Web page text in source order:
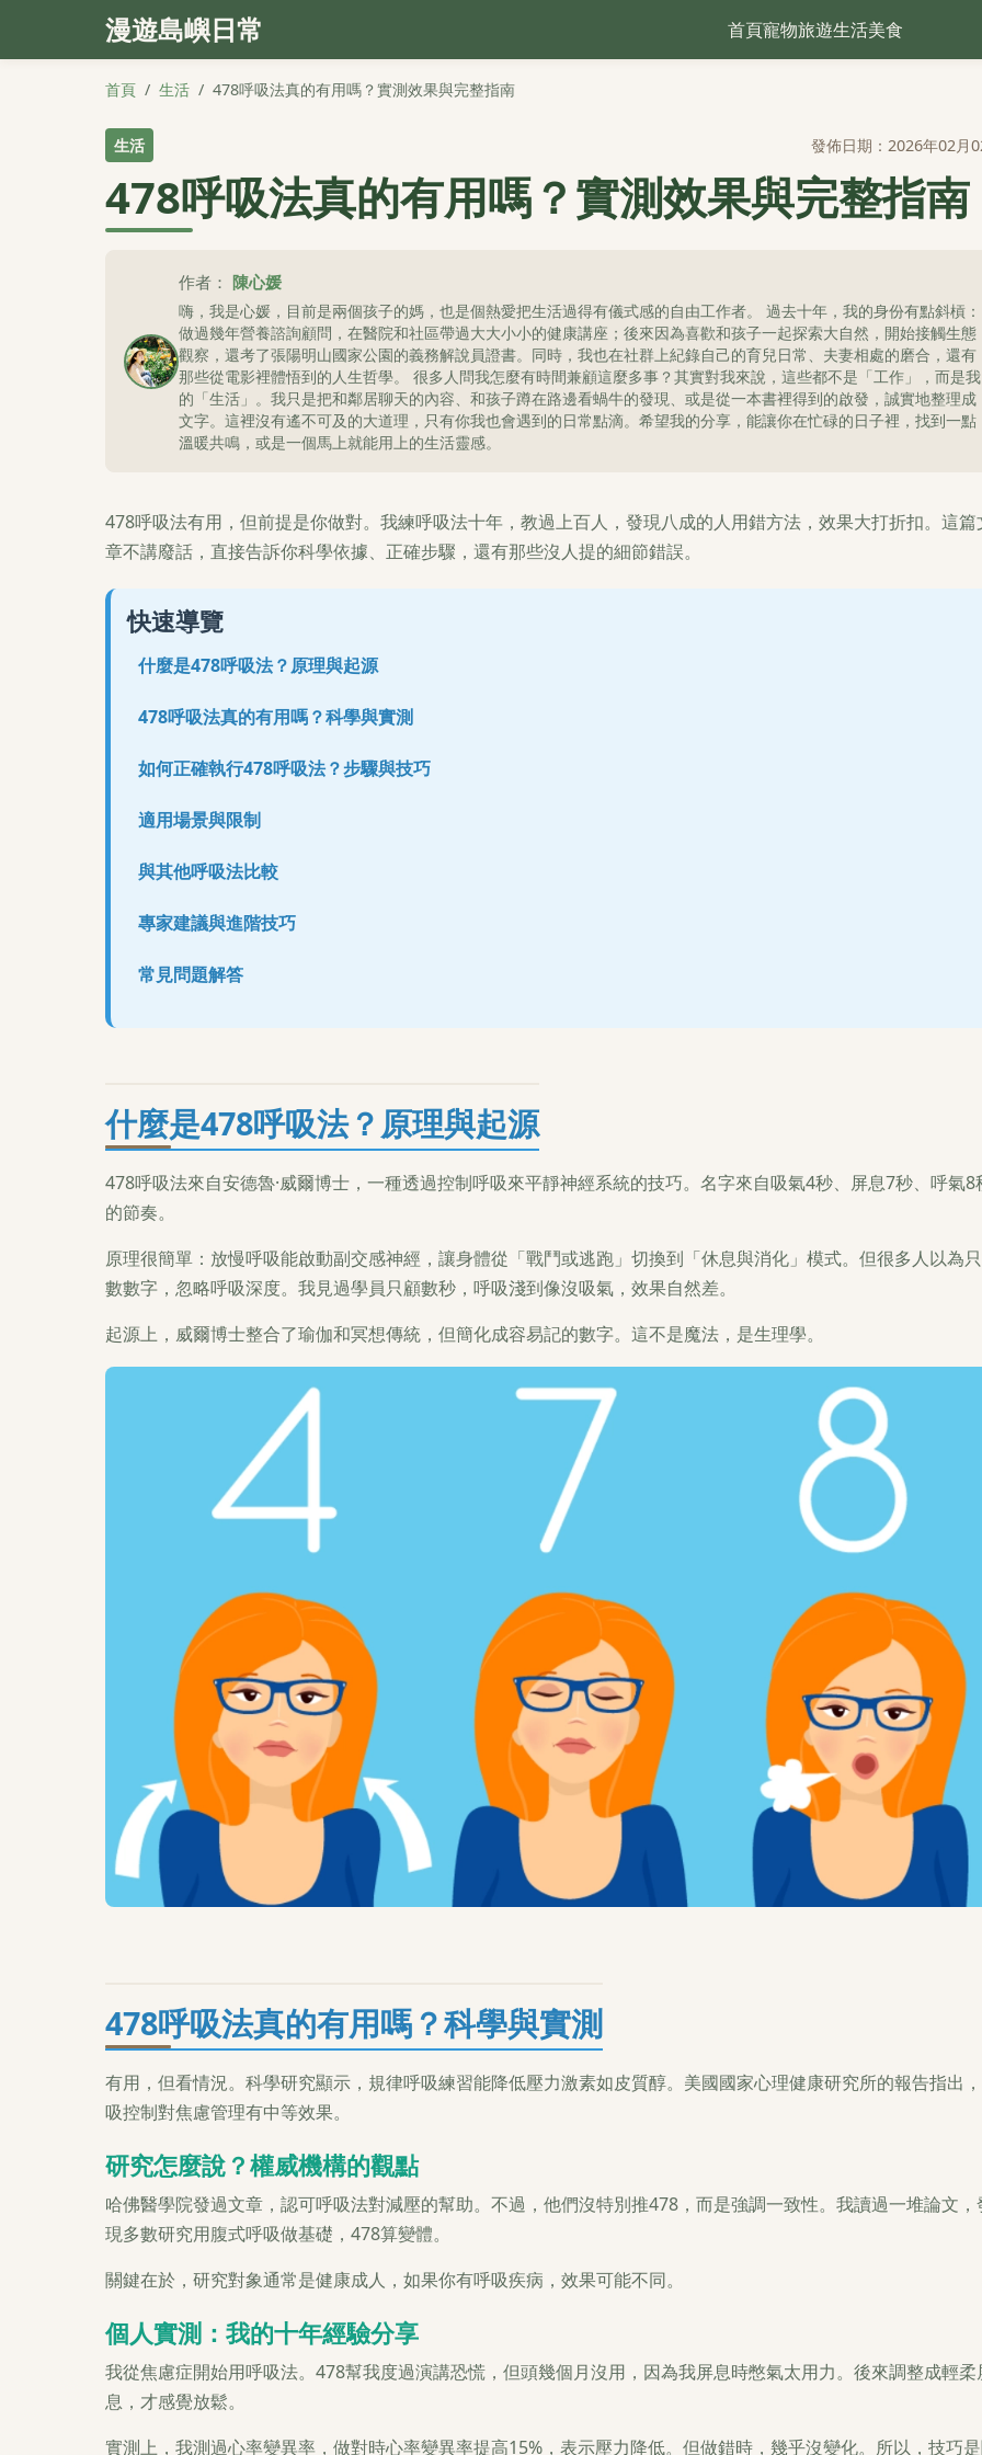
漫遊島嶼日常 首頁寵物旅遊生活美食
首頁 / 生活 / 478呼吸法真的有用嗎？實測效果與完整指南
生活 發佈日期：2026年02月
478呼吸法真的有用嗎？實測效果與完整指南
作者： 陳心媛
嗨，我是心媛，目前是兩個孩子的媽，也是個熱愛把生活過得有儀式感的自由工作者。 過去十年，我的身份有點斜槓：
做過幾年營養諮詢顧問，在醫院和社區帶過大大小小的健康講座；後來因為喜歡和孩子一起探索大自然，開始接觸生態
觀察，還考了張陽明山國家公園的義務解說員證書。同時，我也在社群上紀錄自己的育兒日常、夫妻相處的磨合，還有
那些從電影裡體悟到的人生哲學。 很多人問我怎麼有時間兼顧這麼多事？其實對我來說，這些都不是「工作」，而是我
的「生活」。我只是把和鄰居聊天的內容、和孩子蹲在路邊看蝸牛的發現、或是從一本書裡得到的啟發，誠實地整理成
文字。這裡沒有遙不可及的大道理，只有你我也會遇到的日常點滴。希望我的分享，能讓你在忙碌的日子裡，找到一點
溫暖共鳴，或是一個馬上就能用上的生活靈感。
478呼吸法有用，但前提是你做對。我練呼吸法十年，教過上百人，發現八成的人用錯方法，效果大打折扣。這篇
章不講廢話，直接告訴你科學依據、正確步驟，還有那些沒人提的細節錯誤。
快速導覽
什麼是478呼吸法？原理與起源
478呼吸法真的有用嗎？科學與實測
如何正確執行478呼吸法？步驟與技巧
適用場景與限制
與其他呼吸法比較
專家建議與進階技巧
常見問題解答
什麼是478呼吸法？原理與起源
478呼吸法來自安德魯·威爾博士，一種透過控制呼吸來平靜神經系統的技巧。名字來自吸氣4秒、屏息7秒、呼氣8
的節奏。
原理很簡單：放慢呼吸能啟動副交感神經，讓身體從「戰鬥或逃跑」切換到「休息與消化」模式。但很多人以為
數數字，忽略呼吸深度。我見過學員只顧數秒，呼吸淺到像沒吸氣，效果自然差。
起源上，威爾博士整合了瑜伽和冥想傳統，但簡化成容易記的數字。這不是魔法，是生理學。
478呼吸法真的有用嗎？科學與實測
有用，但看情況。科學研究顯示，規律呼吸練習能降低壓力激素如皮質醇。美國國家心理健康研究所的報告指出
吸控制對焦慮管理有中等效果。
研究怎麼說？權威機構的觀點
哈佛醫學院發過文章，認可呼吸法對減壓的幫助。不過，他們沒特別推478，而是強調一致性。我讀過一堆論文，
現多數研究用腹式呼吸做基礎，478算變體。
關鍵在於，研究對象通常是健康成人，如果你有呼吸疾病，效果可能不同。
個人實測：我的十年經驗分享
我從焦慮症開始用呼吸法。478幫我度過演講恐慌，但頭幾個月沒用，因為我屏息時憋氣太用力。後來調整成輕柔
息，才感覺放鬆。
實測上，我測過心率變異率，做對時心率變異率提高15%，表示壓力降低。但做錯時，幾乎沒變化。所以，技巧